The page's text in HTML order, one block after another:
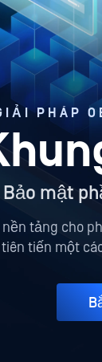
PHÁP
mật
nền tảng cho
tiến một